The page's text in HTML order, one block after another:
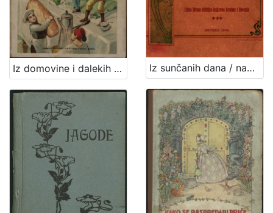
Iz domovine i dalekih strana / Milka Pogačić Iz sunčanih dana / napisala Milka Pogačić